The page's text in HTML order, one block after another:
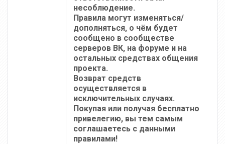
несоблюдение.
Правила могут изменяться/
дополняться, о чём будет
сообщено в сообществе
серверов ВК, на форуме и на
остальных средствах общения
проекта.
Возврат средств
осуществляется в
исключительных случаях.
Покупая или получая бесплатно
привелегию, вы тем самым
соглашаетесь с данными
правилами!